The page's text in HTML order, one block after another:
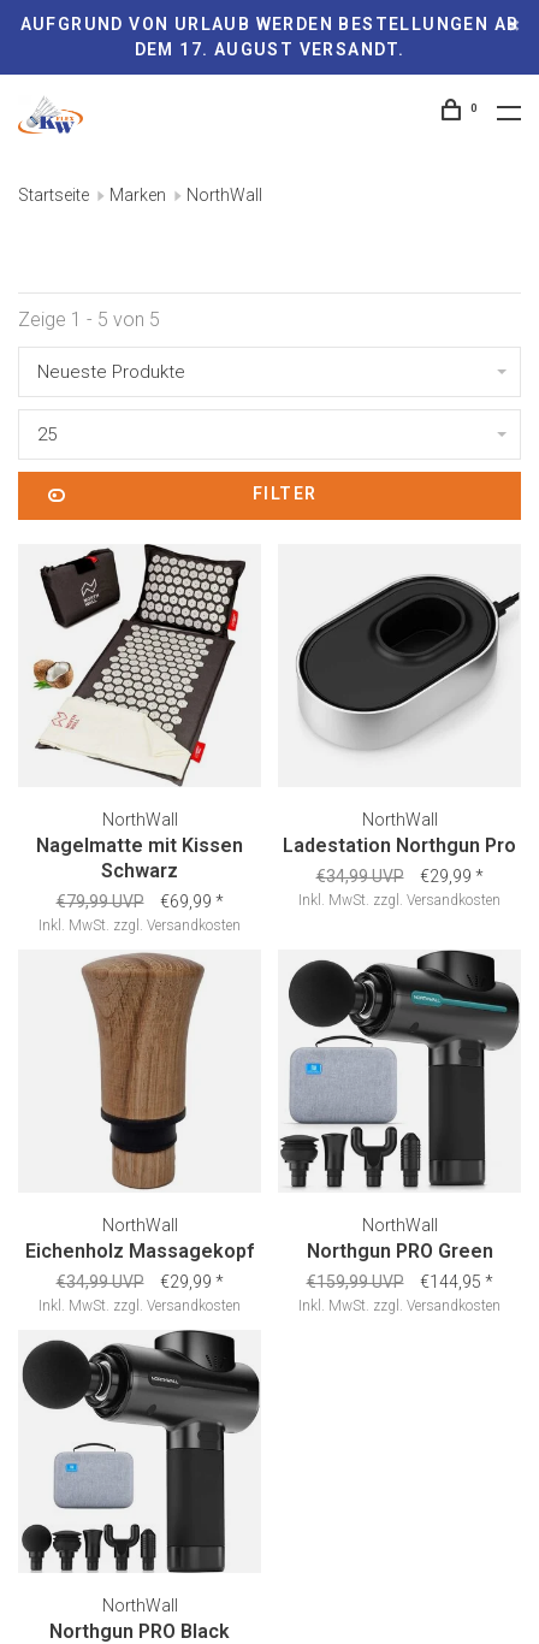
AUFGRUND VON URLAUB WERDEN BESTELLUNGEN AB
DEM 17. AUGUST VERSANDT.
0
Startseite Marken NorthWall
Zeige 1 - 5 von 5
Neueste Produkte
25
FILTER
NorthWall
Nagelmatte mit Kissen
Schwarz
€79,99 UVP €69,99 *
Inkl. MwSt. zzgl. Versandkosten
NorthWall
Ladestation Northgun Pro
€34,99 UVP €29,99 *
Inkl. MwSt. zzgl. Versandkosten
NorthWall
Eichenholz Massagekopf
€34,99 UVP €29,99 *
Inkl. MwSt. zzgl. Versandkosten
NorthWall
Northgun PRO Green
€159,99 UVP €144,95 *
Inkl. MwSt. zzgl. Versandkosten
NorthWall
Northgun PRO Black